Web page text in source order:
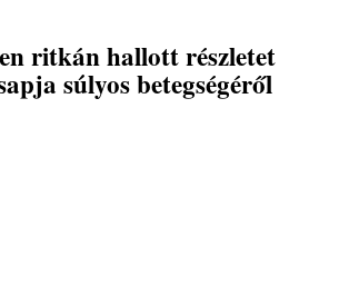
ritkán hallott részletet
súlyos betegségéről